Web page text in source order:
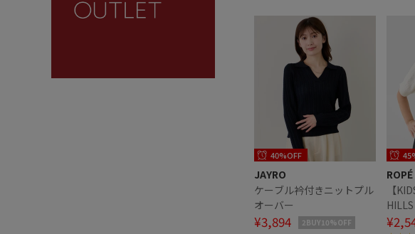
40%OFF
JAYRO
ケーブル衿付きニットプル
オーバー
¥3,894 2BUY10%OFF
【
カラ